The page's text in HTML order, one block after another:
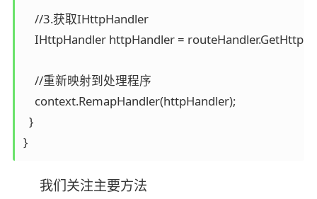
    //3.获取IHttpHandler
IHttpHandler httpHandler =
    //重新映射到处理程序
    context.RemapHandler(httpHandler);
  }
我们关注主要方法